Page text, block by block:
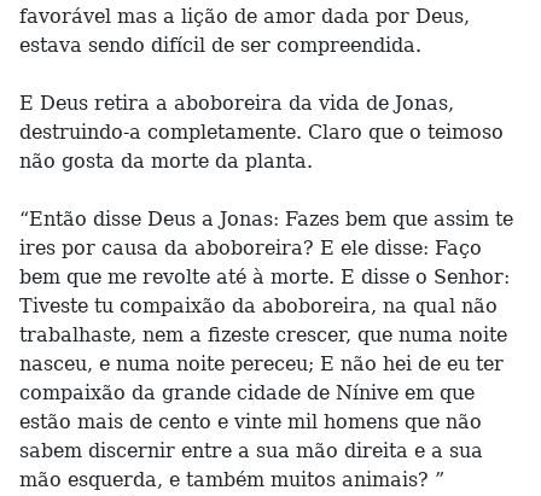
favorável mas a lição de amor dada por Deus,
estava sendo difícil de ser compreendida.
E Deus retira a aboboreira da vida de Jonas,
destruindo-a completamente. Claro que o teimoso
não gosta da morte da planta.
“Então disse Deus a Jonas: Fazes bem que assim te
ires por causa da aboboreira? E ele disse: Faço
bem que me revolte até à morte. E disse o Senhor:
Tiveste tu compaixão da aboboreira, na qual não
trabalhaste, nem a fizeste crescer, que numa noite
nasceu, e numa noite pereceu; E não hei de eu ter
compaixão da grande cidade de Nínive em que
estão mais de cento e vinte mil homens que não
sabem discernir entre a sua mão direita e a sua
mão esquerda, e também muitos animais? ”